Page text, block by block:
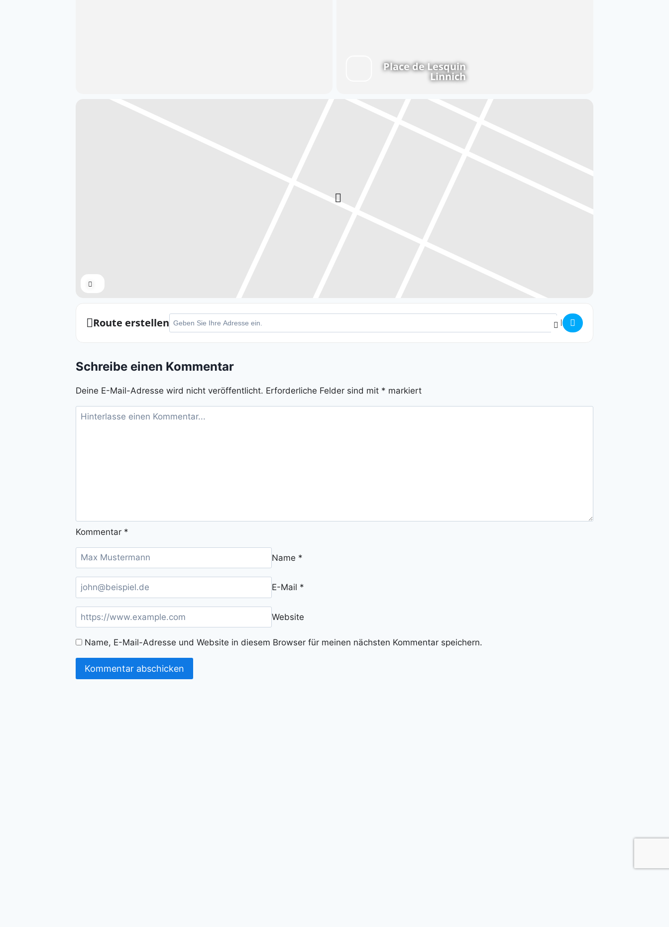
Place de Lesquin
Linnich
Route erstellen
Schreibe einen Kommentar
Deine E-Mail-Adresse wird nicht veröffentlicht. Erforderliche Felder sind mit * markiert
Kommentar *
Name *
E-Mail *
Website
Name, E-Mail-Adresse und Website in diesem Browser für meinen nächsten Kommentar speichern.